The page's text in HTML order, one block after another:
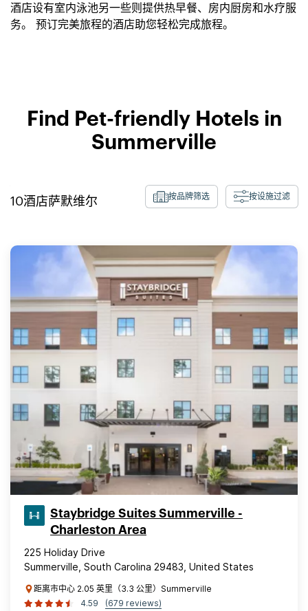
酒店设有室内泳池另一些则提供热早餐、房内厨房和水疗服
务。 预订完美旅程的酒店助您轻松完成旅程。
Find Pet-friendly Hotels in
Summerville
10酒店萨默维尔 按品牌筛选 按设施过滤
Staybridge Suites Summerville -
Charleston Area
225 Holiday Drive
Summerville, South Carolina 29483, United States
距离市中心 2.05 英里（3.3 公里）Summerville
4.59
(679 reviews)